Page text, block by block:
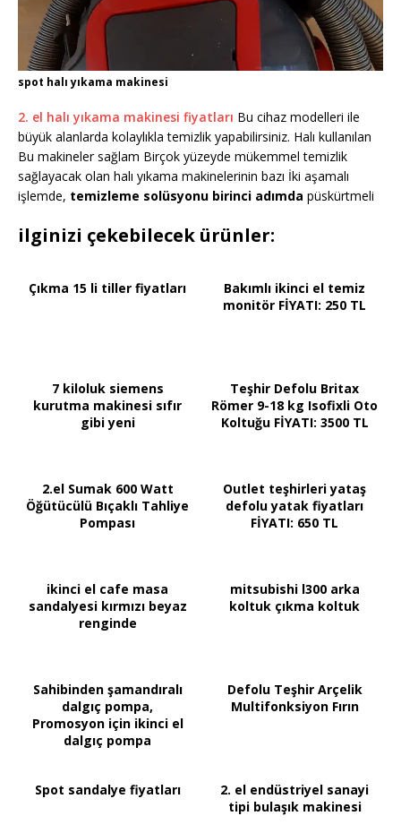
spot halı yıkama makinesi
2. el halı yıkama makinesi fiyatları Bu cihaz modelleri ile
büyük alanlarda kolaylıkla temizlik yapabilirsiniz. Halı kullanılan
Bu makineler sağlam Birçok yüzeyde mükemmel temizlik
sağlayacak olan halı yıkama makinelerinin bazı İki aşamalı
işlemde, temizleme solüsyonu birinci adımda püskürtmeli
ilginizi çekebilecek ürünler:
Çıkma 15 li tiller fiyatları
Bakımlı ikinci el temiz
monitör FİYATI: 250 TL
7 kiloluk siemens
kurutma makinesi sıfır
gibi yeni
Teşhir Defolu Britax
Römer 9-18 kg Isofixli Oto
Koltuğu FİYATI: 3500 TL
2.el Sumak 600 Watt
Öğütücülü Bıçaklı Tahliye
Pompası
Outlet teşhirleri yataş
defolu yatak fiyatları
FİYATI: 650 TL
ikinci el cafe masa
sandalyesi kırmızı beyaz
renginde
mitsubishi l300 arka
koltuk çıkma koltuk
Sahibinden şamandıralı
dalgıç pompa,
Promosyon için ikinci el
dalgıç pompa
Defolu Teşhir Arçelik
Multifonksiyon Fırın
Spot sandalye fiyatları
2. el endüstriyel sanayi
tipi bulaşık makinesi